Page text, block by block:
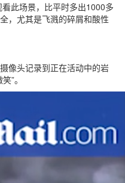
此场景，比平时多出1000多
，尤其是飞溅的碎屑和酸性
像头记录到正在活动中的岩
”。